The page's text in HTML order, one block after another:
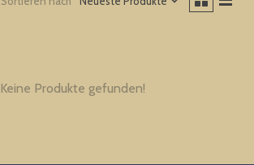
Keine Produkte gefunden!